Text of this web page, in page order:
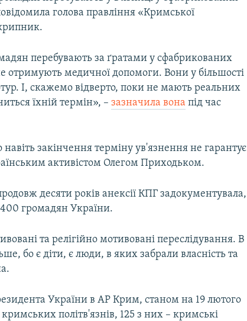
голова правління «Кримської
перебувають за ґратами у сфабрикованих
отримують медичної допомоги. Вони у більшості
І, скажемо відверто, поки не мають реальних
їхній термін», –зазначила вона під час
закінчення терміну ув'язнення не гарантує
активістом Олегом Приходьком.
десяти років анексії КПГ задокументувала,
громадян України.
та релігійно мотивовані переслідування. В
бо є діти, є люди, в яких забрали власність та
України в АР Крим, станом на 19 лютого
політв'язнів, 125 з них – кримські